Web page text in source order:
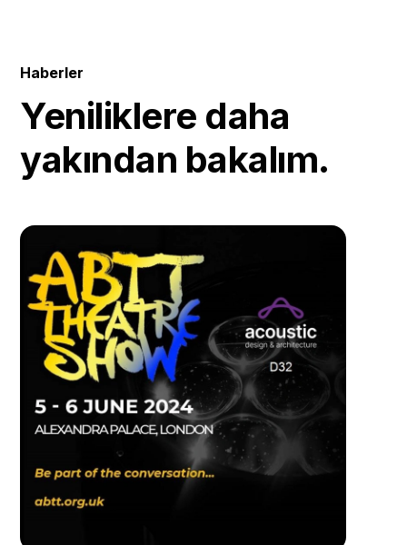
Haberler
Yeniliklere daha
yakından bakalım.